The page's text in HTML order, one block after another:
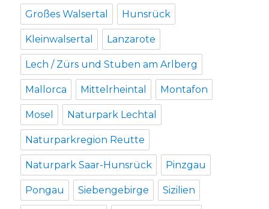
Großes Walsertal Hunsrück
Kleinwalsertal Lanzarote
Lech / Zürs und Stuben am Arlberg
Mallorca Mittelrheintal Montafon
Mosel Naturpark Lechtal
Naturparkregion Reutte
Naturpark Saar-Hunsrück Pinzgau
Pongau Siebengebirge Sizilien